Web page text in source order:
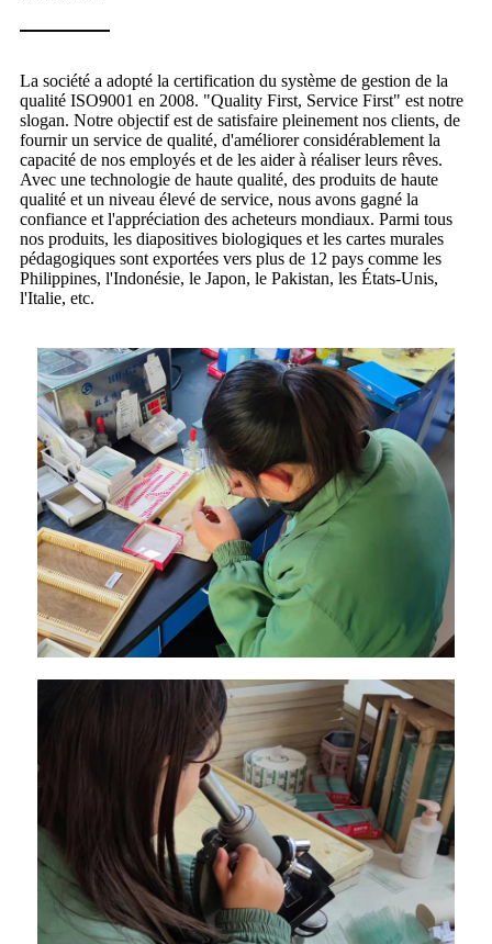
La société a adopté la certification du système de gestion de la
qualité ISO9001 en 2008. "Quality First, Service First" est notre
slogan. Notre objectif est de satisfaire pleinement nos clients, de
fournir un service de qualité, d'améliorer considérablement la
capacité de nos employés et de les aider à réaliser leurs rêves.
Avec une technologie de haute qualité, des produits de haute
qualité et un niveau élevé de service, nous avons gagné la
confiance et l'appréciation des acheteurs mondiaux. Parmi tous
nos produits, les diapositives biologiques et les cartes murales
pédagogiques sont exportées vers plus de 12 pays comme les
Philippines, l'Indonésie, le Japon, le Pakistan, les États-Unis,
l'Italie, etc.